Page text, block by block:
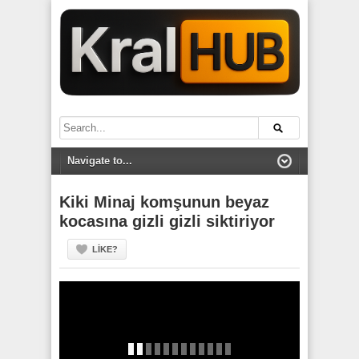
Kiki Minaj komşunun beyaz
kocasına gizli gizli siktiriyor
LIKE?